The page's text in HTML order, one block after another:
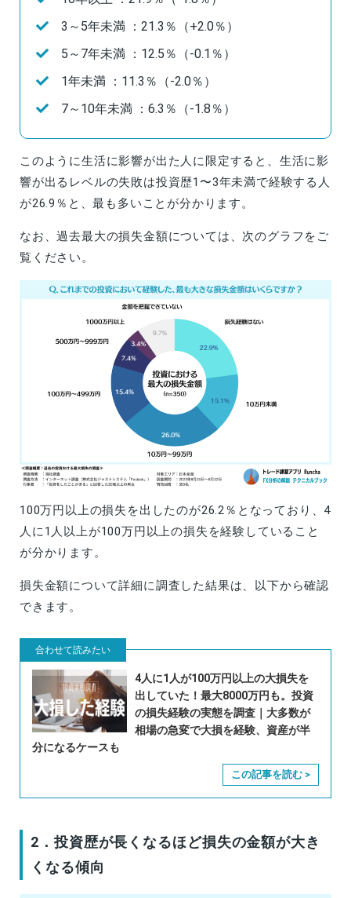
3～5年未満 ：21.3％（+2.0％）
5～7年未満 ：12.5％（-0.1％）
1年未満 ：11.3％（-2.0％）
7～10年未満 ：6.3％（-1.8％）
このように生活に影響が出た人に限定すると、生活に影
響が出るレベルの失敗は投資歴1〜3年未満で経験する人
が26.9％と、最も多いことが分かります。
なお、過去最大の損失金額については、次のグラフをご
覧ください。
100万円以上の損失を出したのが26.2％となっており、4
人に1人以上が100万円以上の損失を経験していること
が分かります。
損失金額について詳細に調査した結果は、以下から確認
できます。
4人に1人が100万円以上の大損失を
出していた！最大8000万円も。投資
の損失経験の実態を調査｜大多数が
相場の急変で大損を経験、資産が半
分になるケースも
2．投資歴が長くなるほど損失の金額が大き
くなる傾向